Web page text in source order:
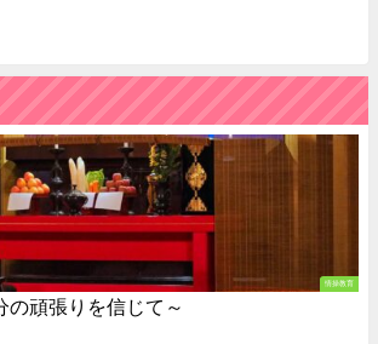
情操教育
の頑張りを信じて～